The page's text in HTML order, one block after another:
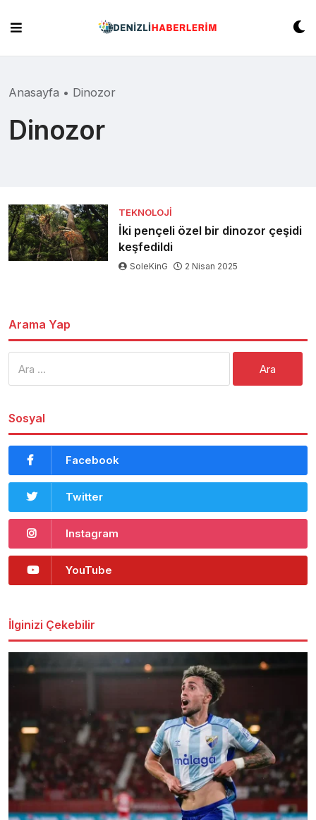
content
Anasayfa • Dinozor
Dinozor
TEKNOLOJI
İki pençeli özel bir dinozor çeşidi
keşfedildi
SoleKinG 2 Nisan 2025
Arama Yap
Sosyal
Facebook
Twitter
Instagram
YouTube
İlginizi Çekebilir